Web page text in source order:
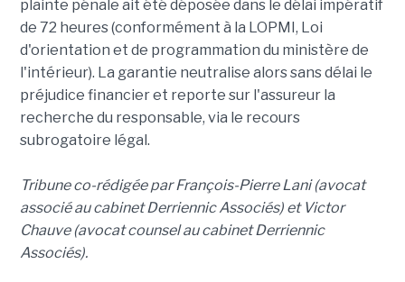
plainte pénale ait été déposée dans le délai impératif
de 72 heures (conformément à la LOPMI, Loi
d'orientation et de programmation du ministère de
l'intérieur). La garantie neutralise alors sans délai le
préjudice financier et reporte sur l'assureur la
recherche du responsable, via le recours
subrogatoire légal.
Tribune co-rédigée par François-Pierre Lani (avocat
associé au cabinet Derriennic Associés) et Victor
Chauve (avocat counsel au cabinet Derriennic
Associés).